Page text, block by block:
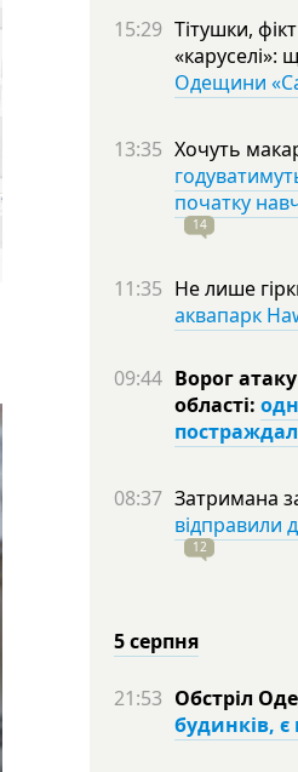
15:29 Тітушки,
«каруселі»:
Одещини
13:35 Хочуть
початку
14
11:35 Не лише
аквапарк
09:44 Ворог
області:
08:37 Затримана
відправили
12
5 серпня
21:53 Обстріл
будинків,